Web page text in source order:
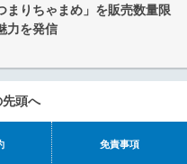
まりちゃまめ」を販売数量限
力を発信
頭へ
免責事項